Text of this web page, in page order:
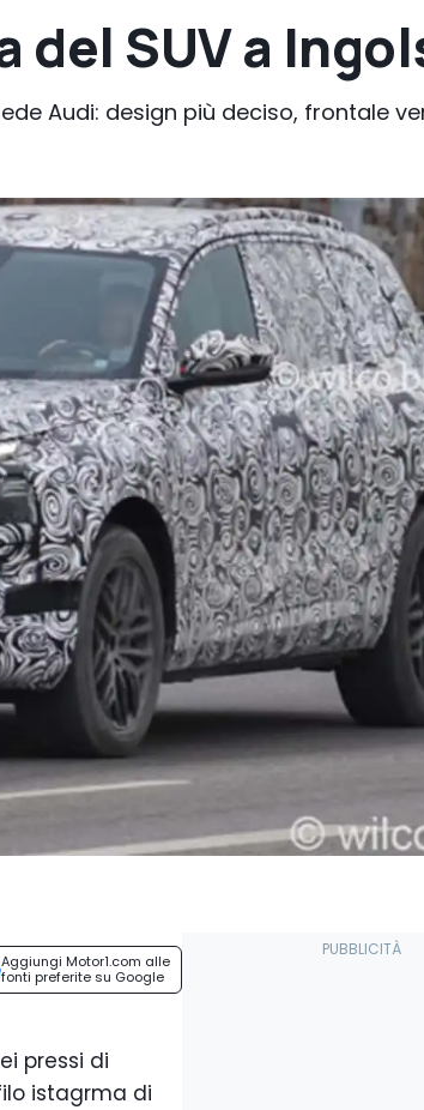
del SUV a
Audi: design più deciso, frontale
Aggiungi Motor1.com alle
fonti preferite su Google
pressi di
istagrma di